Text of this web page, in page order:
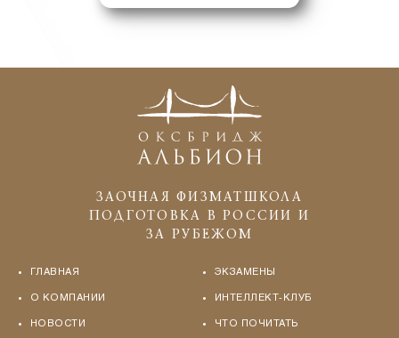
ЗАОЧНАЯ ФИЗМАТШКОЛА
ПОДГОТОВКА В РОССИИ И
ЗА РУБЕЖОМ
ГЛАВНАЯ
О КОМПАНИИ
НОВОСТИ
ЭКЗАМЕНЫ
ИНТЕЛЛЕКТ-КЛУБ
ЧТО ПОЧИТАТЬ